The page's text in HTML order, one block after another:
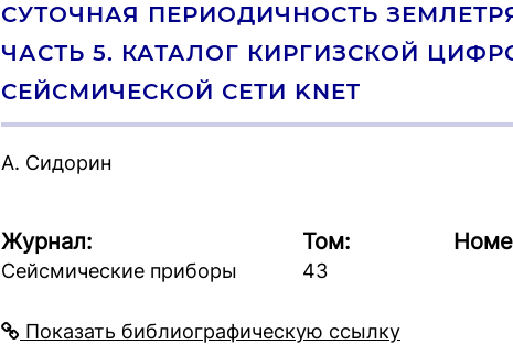
СУТОЧНАЯ ПЕРИОДИЧНОСТЬ
ЧАСТЬ 5. КАТАЛОГ КИРГИЗСКОЙ
СЕЙСМИЧЕСКОЙ СЕТИ KNET
А. Сидорин
Журнал:
Сейсмические приборы
Том:
43
Показать библиографическую ссылку